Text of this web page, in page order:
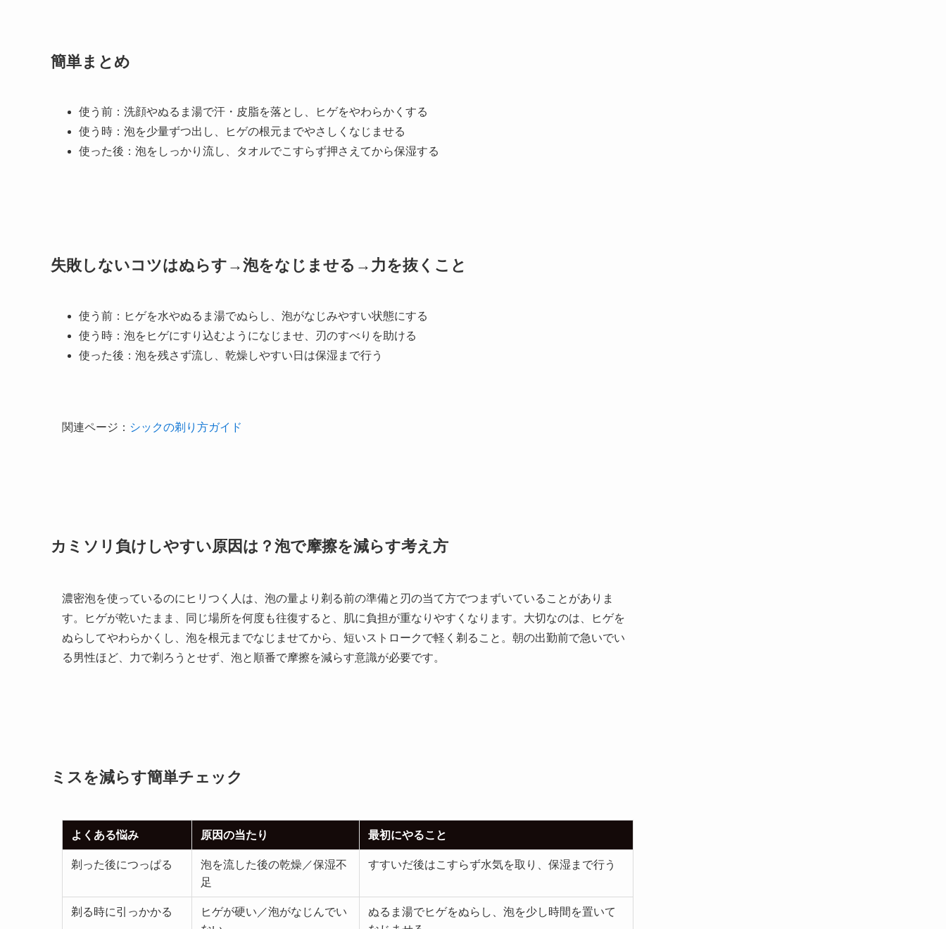
簡単まとめ
使う前：洗顔やぬるま湯で汗・皮脂を落とし、ヒゲをやわらかくする
使う時：泡を少量ずつ出し、ヒゲの根元までやさしくなじませる
使った後：泡をしっかり流し、タオルでこすらず押さえてから保湿する
失敗しないコツはぬらす→泡をなじませる→力を抜くこと
使う前：ヒゲを水やぬるま湯でぬらし、泡がなじみやすい状態にする
使う時：泡をヒゲにすり込むようになじませ、刃のすべりを助ける
使った後：泡を残さず流し、乾燥しやすい日は保湿まで行う
関連ページ： シックの剃り方ガイド
カミソリ負けしやすい原因は？泡で摩擦を減らす考え方
濃密泡を使っているのにヒリつく人は、泡の量より剃る前の準備と刃の当て方でつまずいていることがありま
す。ヒゲが乾いたまま、同じ場所を何度も往復すると、肌に負担が重なりやすくなります。大切なのは、ヒゲを
ぬらしてやわらかくし、泡を根元までなじませてから、短いストロークで軽く剃ること。朝の出勤前で急いでい
る男性ほど、力で剃ろうとせず、泡と順番で摩擦を減らす意識が必要です。
ミスを減らす簡単チェック
よくある悩み 原因の当たり 最初にやること
剃った後につっぱる
泡を流した後の乾燥／保湿不
足
すすいだ後はこすらず水気を取り、保湿まで行う
剃る時に引っかかる
ヒゲが硬い／泡がなじんでい
ぬるま湯でヒゲをぬらし、泡を少し時間を置いて